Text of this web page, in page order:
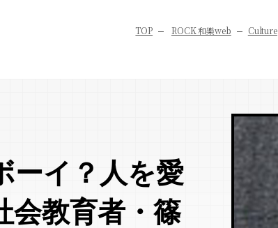
TOP ROCK 和樂web Culture
ーイ？人を愛
会教育者・篠